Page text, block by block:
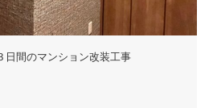
日間のマンション改装工事